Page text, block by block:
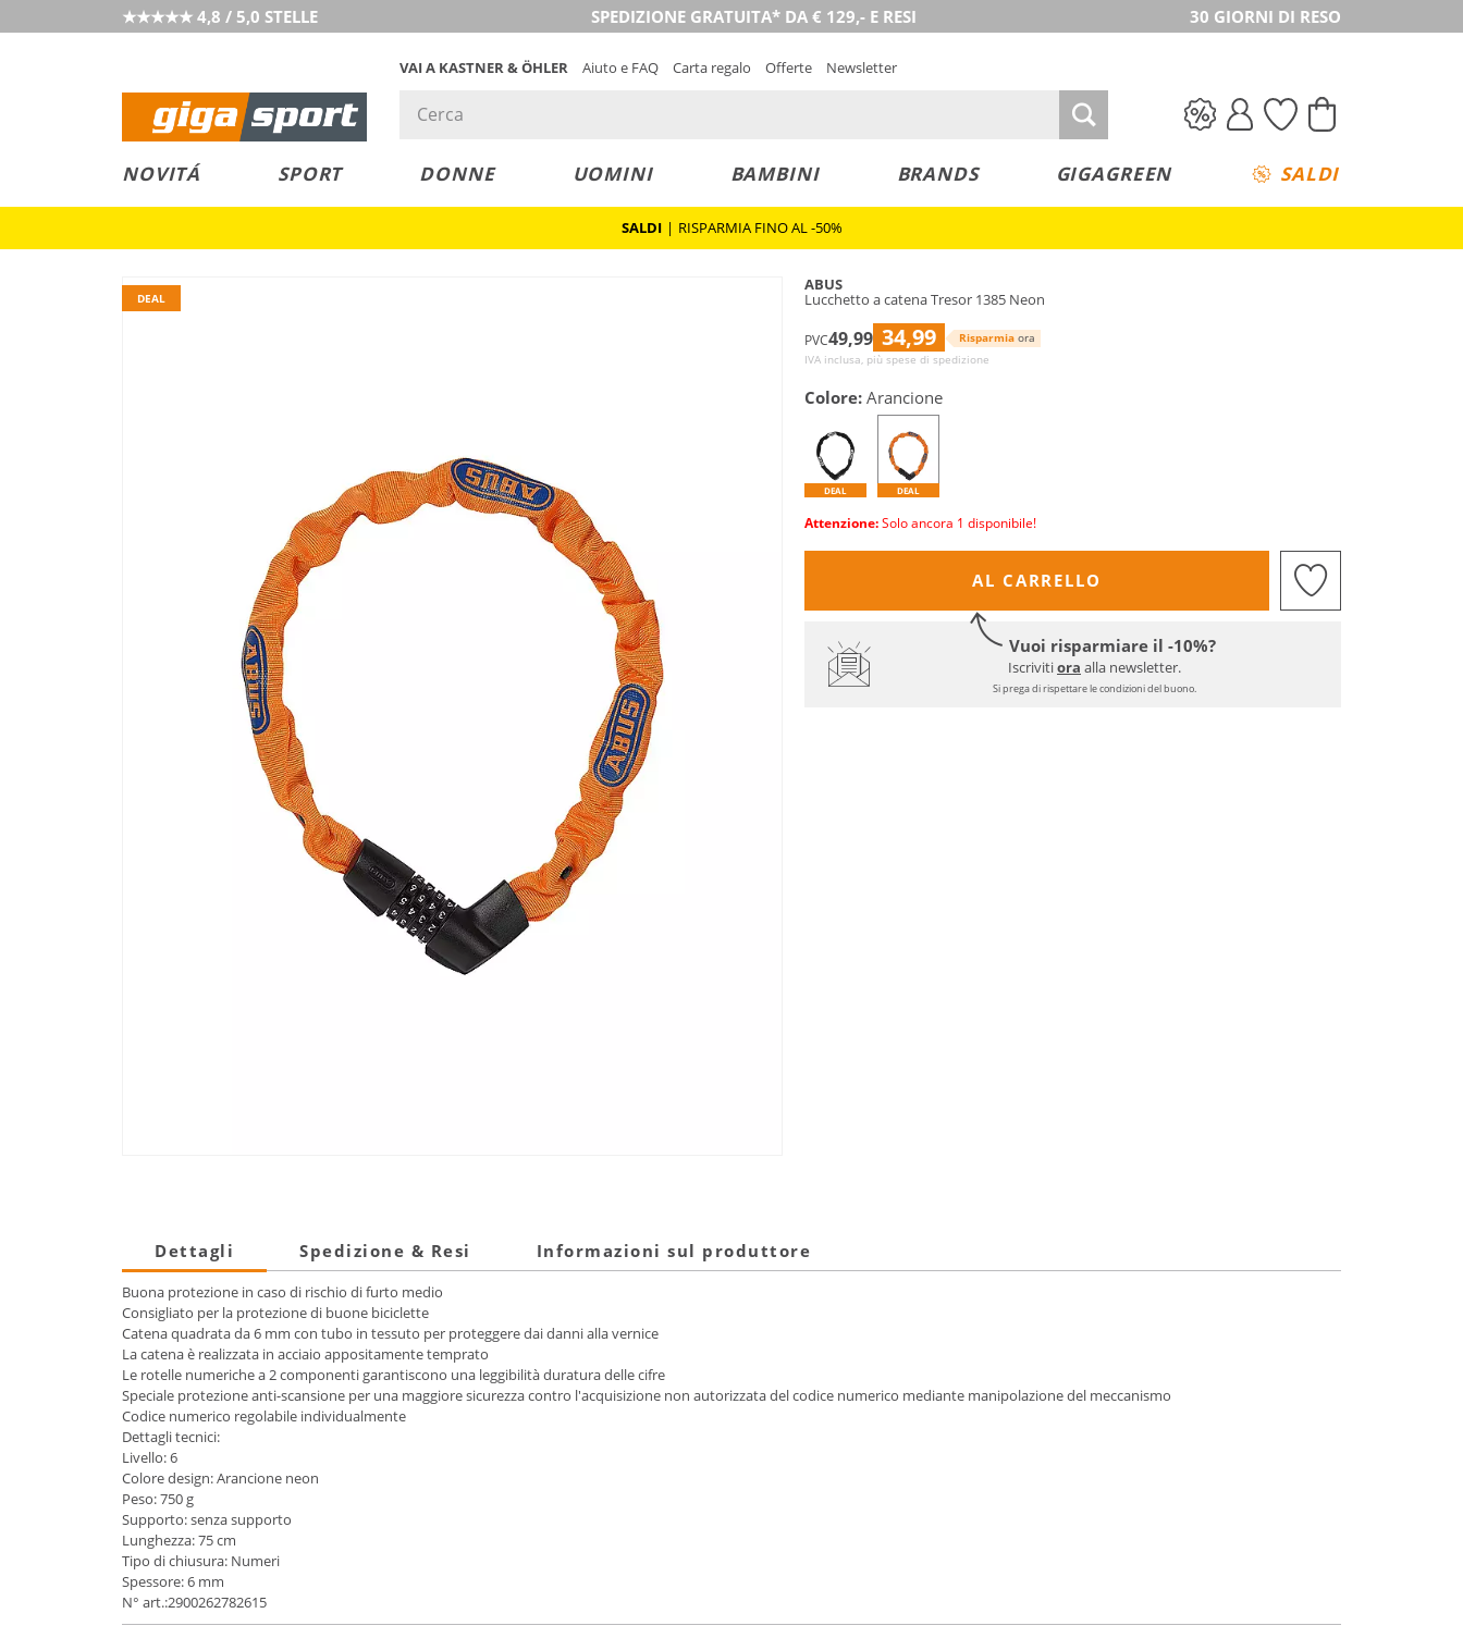
★★★★★ 4,8 / 5,0 STELLE SPEDIZIONE GRATUITA* DA € 129,- E RESI 30 GIORNI DI RESO
VAI A KASTNER & ÖHLER Aiuto e FAQ Carta regalo Offerte Newsletter
NOVITÁ SPORT DONNE UOMINI BAMBINI BRANDS GIGAGREEN SALDI
SALDI | RISPARMIA FINO AL -50%
DEAL
ABUS
Lucchetto a catena Tresor 1385 Neon
PVC49,99 34,99 Risparmia ora
IVA inclusa, più spese di spedizione
Colore: Arancione
DEAL DEAL
Attenzione: Solo ancora 1 disponibile!
AL CARRELLO
Vuoi risparmiare il -10%?
Iscrivitiora alla newsletter.
Si prega di rispettare le condizioni del buono.
Dettagli Spedizione & Resi Informazioni sul produttore
Buona protezione in caso di rischio di furto medio
Consigliato per la protezione di buone biciclette
Catena quadrata da 6 mm con tubo in tessuto per proteggere dai danni alla vernice
La catena è realizzata in acciaio appositamente temprato
Le rotelle numeriche a 2 componenti garantiscono una leggibilità duratura delle cifre
Speciale protezione anti-scansione per una maggiore sicurezza contro l'acquisizione non autorizzata del codice numerico mediante manipolazione del meccanismo
Codice numerico regolabile individualmente
Dettagli tecnici:
Livello: 6
Colore design: Arancione neon
Peso: 750 g
Supporto: senza supporto
Lunghezza: 75 cm
Tipo di chiusura: Numeri
Spessore: 6 mm
N° art.:2900262782615